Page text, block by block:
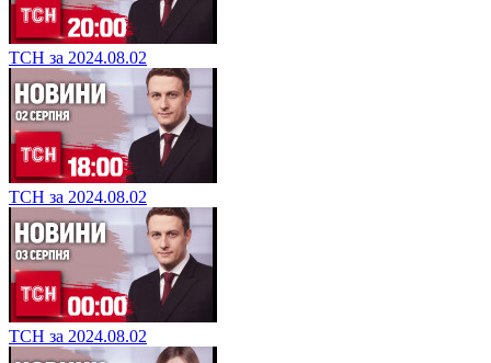
ТСН за 2024.08.02
ТСН за 2024.08.02
ТСН за 2024.08.02